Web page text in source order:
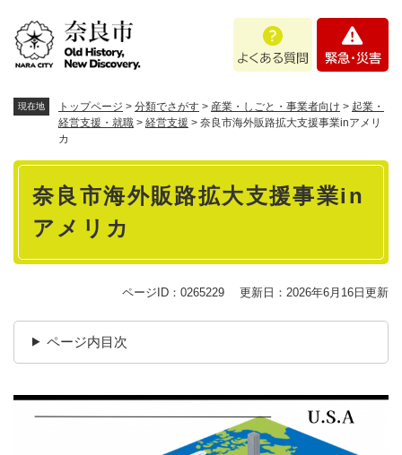
あ
問
・
現在地 トップページ > 分類でさがす > 産業・しごと・事業者向け > 起業・
経営支援・就職 > 経営支援 > 奈良市海外販路拡大支援事業inアメリ
カ
本
奈良市海外販路拡大支援事業in
アメリカ
ページID：0265229 更新日：2026年6月16日更新
ページ内目次